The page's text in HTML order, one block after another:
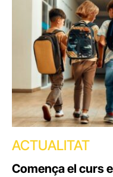
ACTUALITAT
Comença el curs